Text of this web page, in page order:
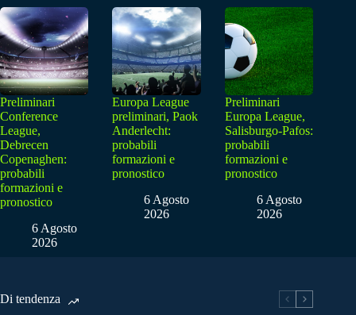
Preliminari
Conference
League,
Debrecen
Copenaghen:
probabili
formazioni e
pronostico
6 Agosto
2026
Europa League
preliminari, Paok
Anderlecht:
probabili
formazioni e
pronostico
6 Agosto
2026
Preliminari
Europa League,
Salisburgo-Pafos:
probabili
formazioni e
pronostico
6 Agosto
2026
Di tendenza